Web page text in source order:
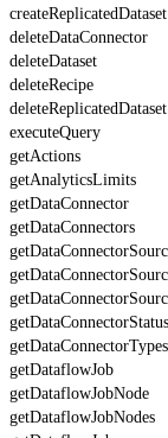
createReplicatedDataset
deleteDataConnector
deleteDataset
deleteRecipe
deleteReplicatedDataset
executeQuery
getActions
getAnalyticsLimits
getDataConnector
getDataConnectors
getDataConnectorStatus
getDataConnectorTypes
getDataflowJob
getDataflowJobNode
getDataflowJobNodes